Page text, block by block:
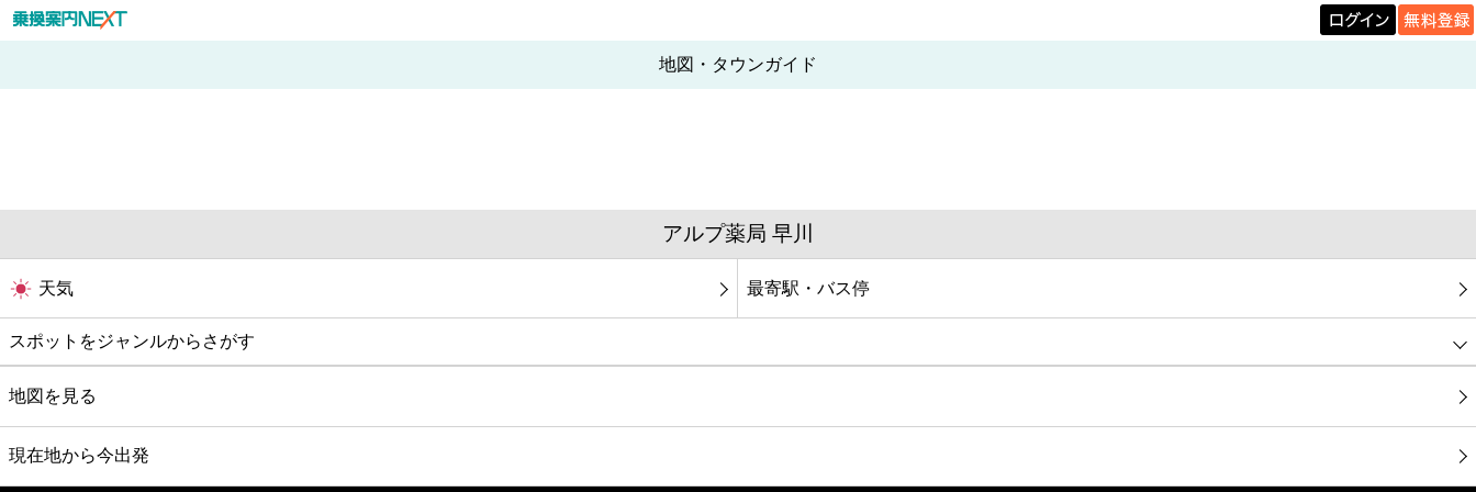
地図・タウンガイド
アルプ薬局 早川
天気 最寄駅・バス停
スポットをジャンルからさがす
グルメ
映画
地図を見る
現在地から今出発